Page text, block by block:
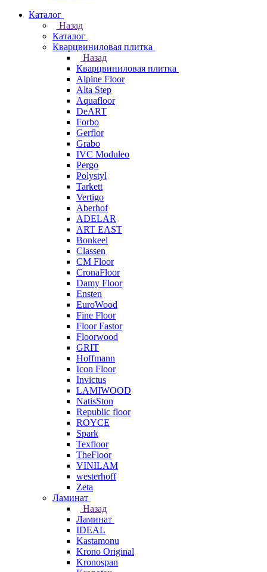
Каталог
Назад
Каталог
Кварцвиниловая плитка
Назад
Кварцвиниловая плитка
Alpine Floor
Alta Step
Aquafloor
DeART
Forbo
Gerflor
Grabo
IVC Moduleo
Pergo
Polystyl
Tarkett
Vertigo
Aberhof
ADELAR
ART EAST
Bonkeel
Classen
CM Floor
CronaFloor
Damy Floor
Ensten
EuroWood
Fine Floor
Floor Fastor
Floorwood
GRIT
Hoffmann
Icon Floor
Invictus
LAMIWOOD
NatisSton
Republic floor
ROYCE
Spark
Texfloor
TheFloor
VINILAM
westerhoff
Zeta
Ламинат
Назад
Ламинат
IDEAL
Kastamonu
Krono Original
Kronospan